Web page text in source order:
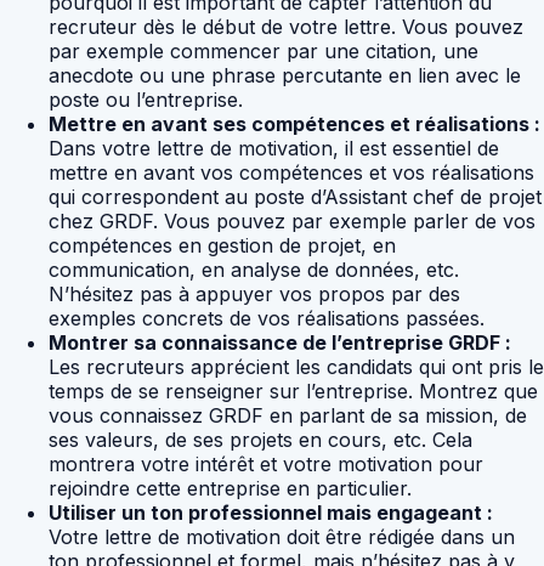
recruteur dès le début de votre lettre. Vous pouvez
par exemple commencer par une citation, une
anecdote ou une phrase percutante en lien avec le
poste ou l’entreprise.
Mettre en avant ses compétences et réalisations :
Dans votre lettre de motivation, il est essentiel de
mettre en avant vos compétences et vos réalisations
qui correspondent au poste d’Assistant chef de projet
chez GRDF. Vous pouvez par exemple parler de vos
compétences en gestion de projet, en
communication, en analyse de données, etc.
N’hésitez pas à appuyer vos propos par des
exemples concrets de vos réalisations passées.
Montrer sa connaissance de l’entreprise GRDF :
Les recruteurs apprécient les candidats qui ont pris le
temps de se renseigner sur l’entreprise. Montrez que
vous connaissez GRDF en parlant de sa mission, de
ses valeurs, de ses projets en cours, etc. Cela
montrera votre intérêt et votre motivation pour
rejoindre cette entreprise en particulier.
Utiliser un ton professionnel mais engageant :
Votre lettre de motivation doit être rédigée dans un
ton professionnel et formel, mais n’hésitez pas à y